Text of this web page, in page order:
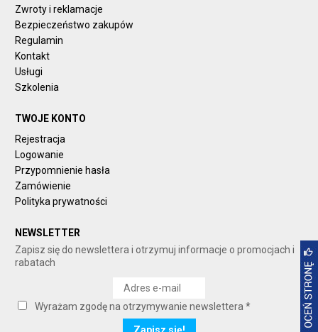
Zwroty i reklamacje
Bezpieczeństwo zakupów
Regulamin
Kontakt
Usługi
Szkolenia
TWOJE KONTO
Rejestracja
Logowanie
Przypomnienie hasła
Zamówienie
Polityka prywatności
NEWSLETTER
Zapisz się do newslettera i otrzymuj informacje o promocjach i
rabatach
Wyrażam zgodę na otrzymywanie newslettera *